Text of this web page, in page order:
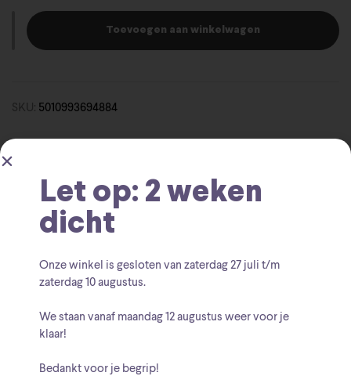
Toevoegen aan winkelwagen
SKU: 5010993694884
Categorieën: Buy One Get One Action Figures Star
Merchandise
Deadpool ,Marvel
Merk:Hasbro,Marvel
Let op: 2 weken
dicht
Onze winkel is gesloten van zaterdag27 juli t/m
zaterdag 10 augustus.
We staan vanaf maandag 12 augustus weer voor je
klaar!
Bedankt voor je begrip!